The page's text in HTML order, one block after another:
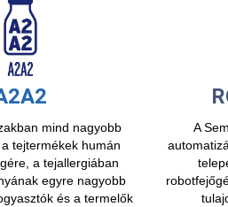
mind nagyobb
tejtermékek humán
a tejallergiában
egyre nagyobb
és a termelők
A